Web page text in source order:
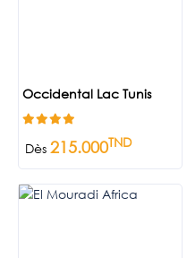
Occidental Lac Tunis
Dès215.000TND